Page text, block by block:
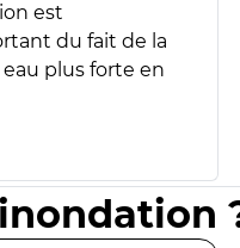
est
du fait de la
plus forte en